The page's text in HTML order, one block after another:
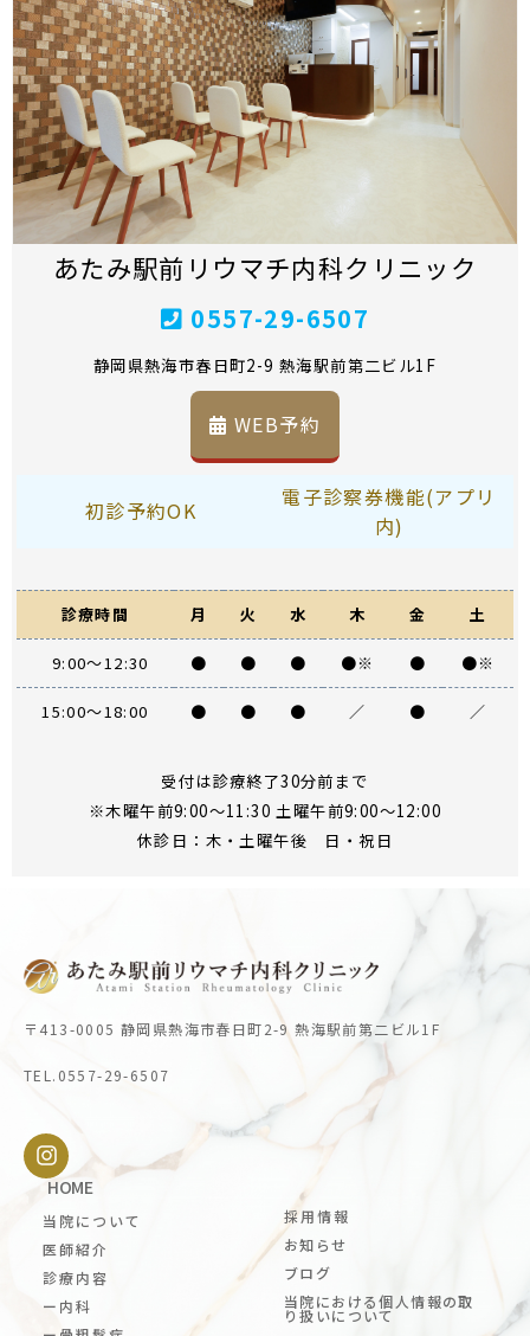
あたみ駅前リウマチ内科クリニック
0557-29-6507
静岡県熱海市春日町2-9 熱海駅前第二ビル1F
WEB予約
初診予約OK
電子診察券機能(アプリ
内)
診療時間 月 火 水 木 金 土
9:00～12:30 ● ● ● ●※ ● ●※
15:00～18:00 ● ● ● ／ ● ／
受付は診療終了30分前まで
※木曜午前9:00～11:30 土曜午前9:00～12:00
休診日：木・土曜午後 日・祝日
〒413-0005 静岡県熱海市春日町2-9 熱海駅前第二ビル1F
TEL.0557-29-6507
HOME
当院について
医師紹介
診療内容
ー内科
採用情報
お知らせ
ブログ
当院における個人情報の取
り扱いについて